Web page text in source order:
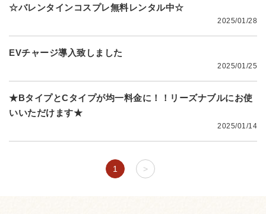
☆バレンタインコスプレ無料レンタル中☆
2025/01/28
EVチャージ導入致しました
2025/01/25
★BタイプとCタイプが均一料金に！！リーズナブルにお使
いいただけます★
2025/01/14
1 >